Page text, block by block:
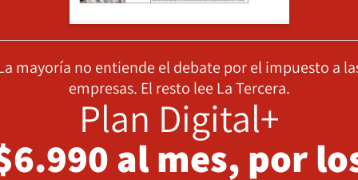
mayoría no entiende el debate por el impuesto a
empresas. El resto lee La Tercera.
Plan Digital+
al mes, por